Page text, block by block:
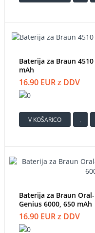
Baterija za Braun
mAh
16.90 EUR z DDV
V KOŠARICO
Baterija za Braun
Genius 6000, 650 mAh
16.90 EUR z DDV